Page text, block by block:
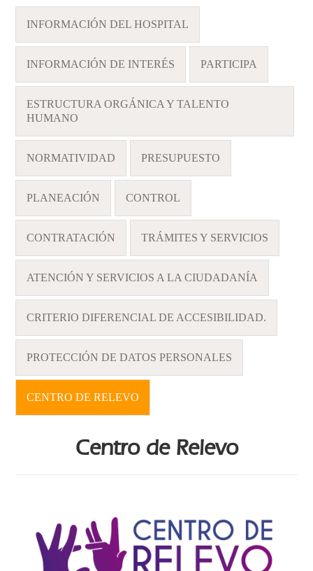
INFORMACIÓN DEL HOSPITAL
INFORMACIÓN DE INTERÉS PARTICIPA
ESTRUCTURA ORGÁNICA Y TALENTO
HUMANO
NORMATIVIDAD PRESUPUESTO
PLANEACIÓN CONTROL
CONTRATACIÓN TRÁMITES Y SERVICIOS
ATENCIÓN Y SERVICIOS A LA CIUDADANÍA
CRITERIO DIFERENCIAL DE ACCESIBILIDAD.
PROTECCIÓN DE DATOS PERSONALES
CENTRO DE RELEVO
Centro de Relevo